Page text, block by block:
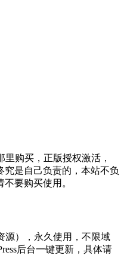
里购买，正版授权激活，
是自己负责的，本站不负
要购买使用。
源），永久使用，不限域
后台一键更新，具体请